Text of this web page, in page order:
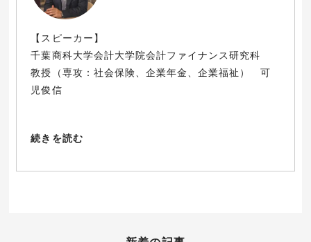
【スピーカー】
千葉商科大学会計大学院会計ファイナンス研究科
教授（専攻：社会保険、企業年金、企業福祉） 可
児俊信
続きを読む